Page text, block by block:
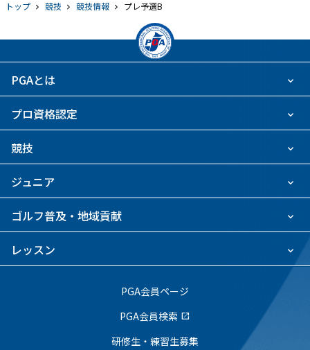
トップ 競技 競技情報 プレ予選B
PGAとは
プロ資格認定
競技
ジュニア
ゴルフ普及・地域貢献
レッスン
PGA会員ページ
PGA会員検索 open_in_new
研修生・練習生募集